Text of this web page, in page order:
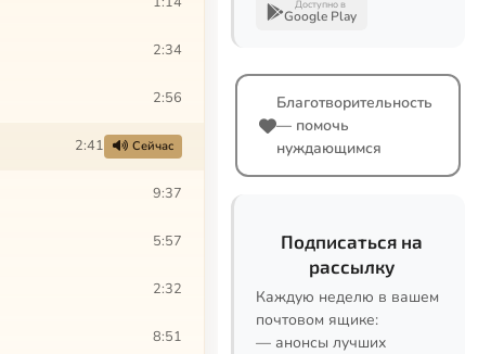
2:34
2:56
2:41 Сейчас
9:37
5:57
2:32
8:51
Доступно в
Google Play
Благотворительность
— помочь
нуждающимся
Подписаться на
рассылку
Каждую неделю в вашем
почтовом ящике:
— анонсы лучших